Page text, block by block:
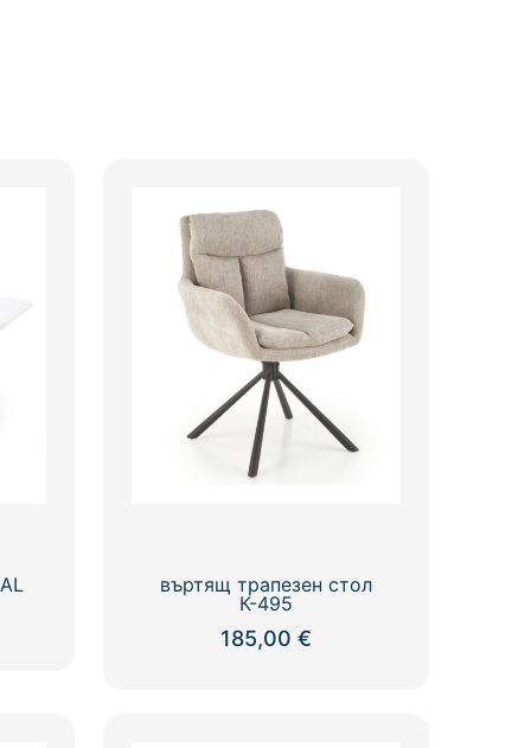
въртящ трапезен стол
К-495
185,00 €